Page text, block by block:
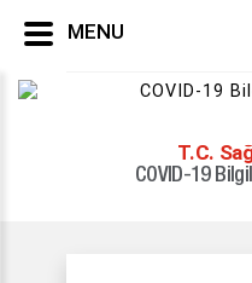
T.C.
COVID-19
Yayınlar
MENU